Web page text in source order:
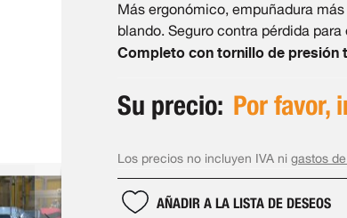
Más ergonómico, empuñadura
blando. Seguro contra pérdida
Completo con tornillo de presión
Su precio: Por favor,
Los precios no incluyen IVA ni gastos
AÑADIR A LA LISTA DE DESEOS